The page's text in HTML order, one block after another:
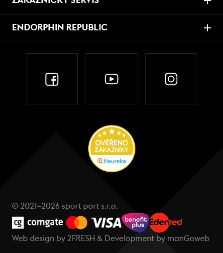
ENDORPHIN REPUBLIC
© 2021–2026 sport port s.r.o.
Web design by 2FRESH & Development by manGoweb